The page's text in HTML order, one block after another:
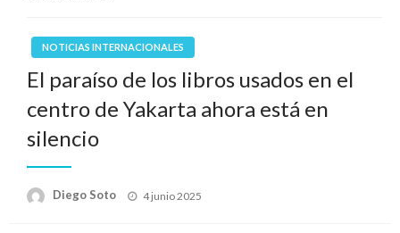
NOTICIAS INTERNACIONALES
El paraíso de los libros usados en el
centro de Yakarta ahora está en
silencio
Diego Soto
Publicado
4 junio 2025